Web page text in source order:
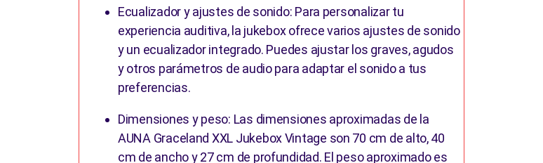
Ecualizador y ajustes de sonido: Para personalizar tu
experiencia auditiva, la jukebox ofrece varios ajustes de sonido
y un ecualizador integrado. Puedes ajustar los graves, agudos
y otros parámetros de audio para adaptar el sonido a tus
preferencias.
Dimensiones y peso: Las dimensiones aproximadas de la
AUNA Graceland XXL Jukebox Vintage son 70 cm de alto, 40
cm de ancho y 27 cm de profundidad. El peso aproximado es